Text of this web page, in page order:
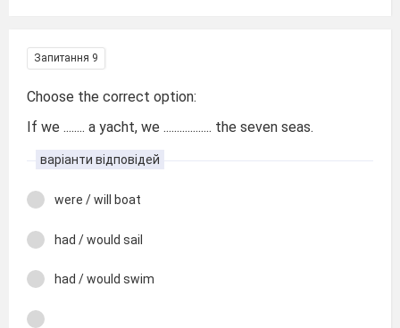
Запитання 9
Choose the correct option:
If we ........ a yacht, we .................. the seven seas.
варіанти відповідей
were / will boat
had / would sail
had / would swim